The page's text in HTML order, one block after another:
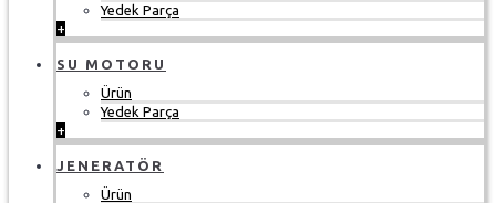
Yedek Parça
+
SU MOTORU
Ürün
Yedek Parça
+
JENERATÖR
Ürün